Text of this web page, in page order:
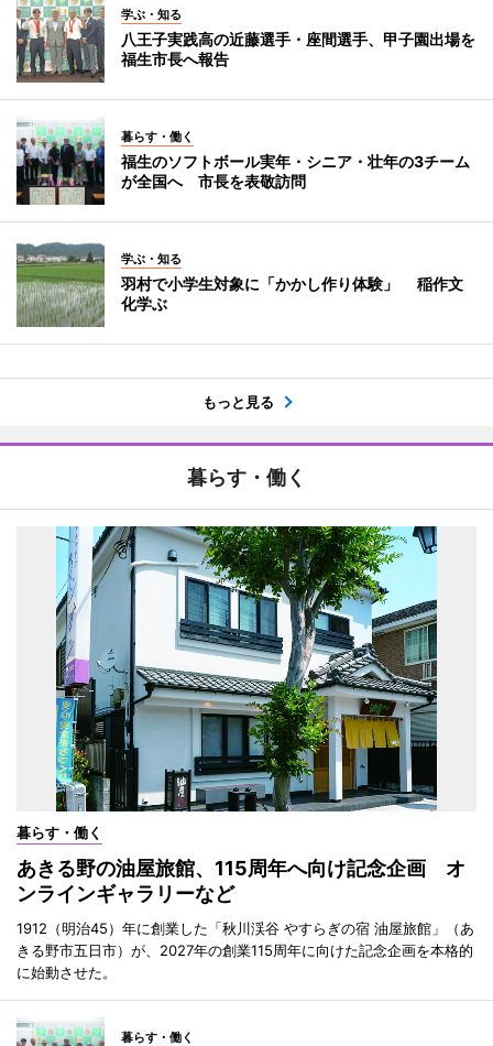
学ぶ・知る
八王子実践高の近藤選手・座間選手、甲子園出場を
福生市長へ報告
暮らす・働く
福生のソフトボール実年・シニア・壮年の3チーム
が全国へ 市長を表敬訪問
学ぶ・知る
羽村で小学生対象に「かかし作り体験」 稲作文
化学ぶ
もっと見る
暮らす・働く
暮らす・働く
あきる野の油屋旅館、115周年へ向け記念企画 オ
ンラインギャラリーなど
1912（明治45）年に創業した「秋川渓谷 やすらぎの宿 油屋旅館」（あ
きる野市五日市）が、2027年の創業115周年に向けた記念企画を本格的
に始動させた。
暮らす・働く